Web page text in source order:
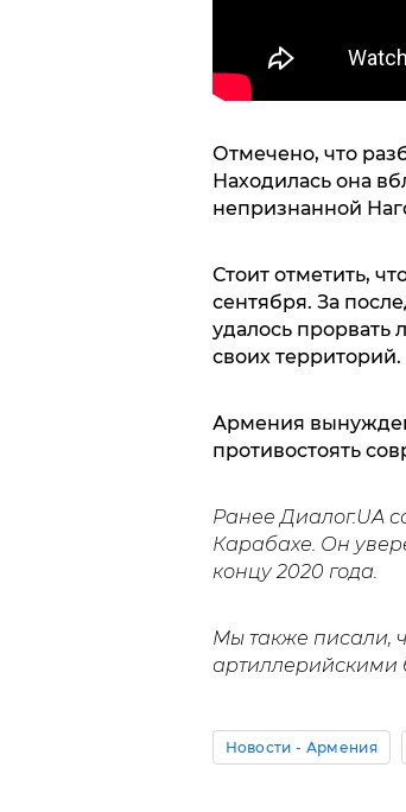
Отмечено, что
Находилась она
непризнанной
Стоит отметить,
сентября. За
удалось
своих территорий.
Армения
противостоять
Ранее Диалог.UA
Карабахе. Он
концу 2020 года.
Мы также писали,
Новости - Армения